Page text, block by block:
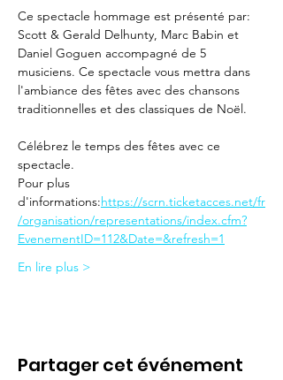
Ce spectacle hommage est présenté par:
Scott & Gerald Delhunty, Marc Babin et
Daniel Goguen accompagné de 5
musiciens. Ce spectacle vous mettra dans
l'ambiance des fêtes avec des chansons
traditionnelles et des classiques de Noël.
Célébrez le temps des fêtes avec ce
spectacle.
Pour plus
d'informations:https://scrn.ticketacces.net/fr
/organisation/representations/index.cfm?
EvenementID=112&Date=&refresh=1
En lire plus >
Partager cet événement